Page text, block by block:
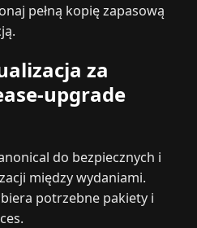
pełną kopię zapasową
za
upgrade
do bezpiecznych i
między wydaniami.
potrzebne pakiety i